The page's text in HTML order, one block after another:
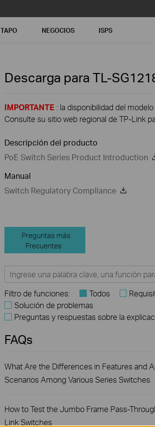
TAPO NEGOCIOS ISPS
Descarga para TL-
IMPORTANTE : la disponibilidad del
Consulte su sitio web regional de TP-Link
Descripción del producto
PoE Switch Series Product Introduction
Manual
Switch Regulatory Compliance
Preguntas más
Frecuentes
Filtro de funciones: Todos
Solución de problemas
Preguntas y respuestas sobre la
FAQs
What Are the Differences in Features and
Scenarios Among Various Series Switches
How to Test the Jumbo Frame Pass-
Link Switches